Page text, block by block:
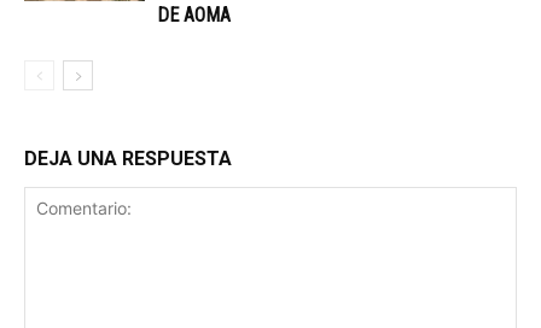
DE AOMA
DEJA UNA RESPUESTA